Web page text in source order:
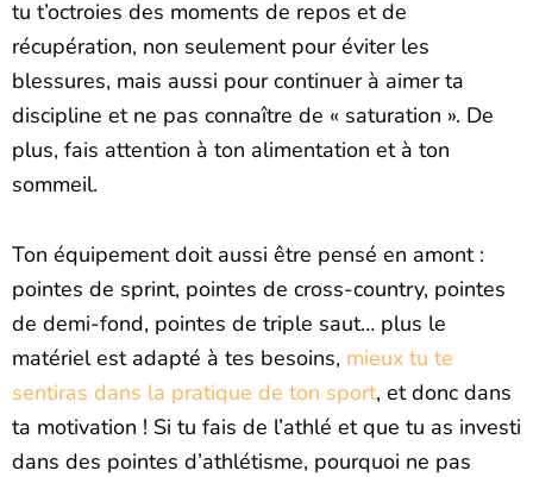
tu t’octroies des moments de repos et de
récupération, non seulement pour éviter les
blessures, mais aussi pour continuer à aimer ta
discipline et ne pas connaître de « saturation ». De
plus, fais attention à ton alimentation et à ton
sommeil.
Ton équipement doit aussi être pensé en amont :
pointes de sprint, pointes de cross-country, pointes
de demi-fond, pointes de triple saut… plus le
matériel est adapté à tes besoins, mieux tu te
sentiras dans la pratique de ton sport, et donc dans
ta motivation ! Si tu fais de l’athlé et que tu as investi
dans des pointes d’athlétisme, pourquoi ne pas